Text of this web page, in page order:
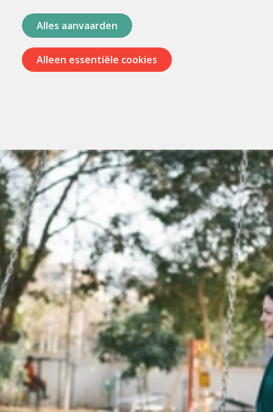
Alles aanvaarden
Alleen essentiële cookies